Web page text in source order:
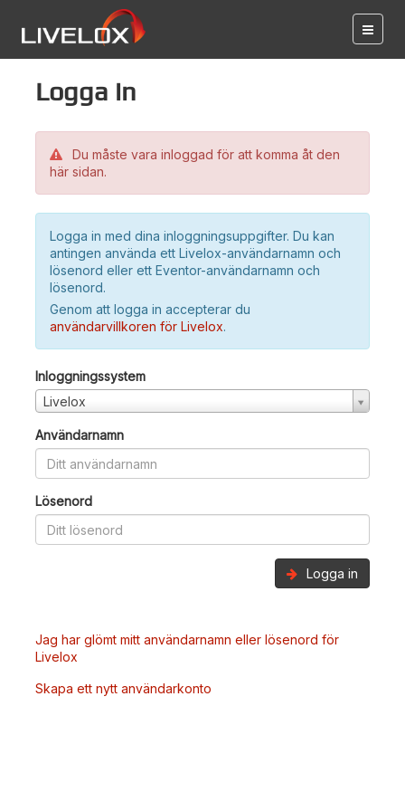
Logga in
Du måste vara inloggad för att komma åt den
här sidan.
Logga in med dina inloggningsuppgifter. Du kan
antingen använda ett Livelox-användarnamn och
lösenord eller ett Eventor-användarnamn och
lösenord.
Genom att logga in accepterar du
användarvillkoren för Livelox.
Inloggningssystem
Livelox
Användarnamn
Lösenord
Logga in
Jag har glömt mitt användarnamn eller lösenord för
Livelox
Skapa ett nytt användarkonto